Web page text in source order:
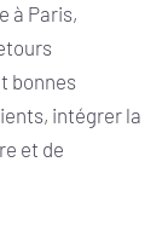
à Paris,
bonnes
intégrer la
et de